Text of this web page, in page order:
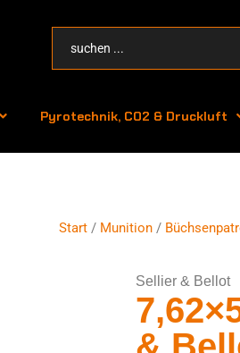
Pyrotechnik, CO2 & Druckluft
Start / Munition /
Sellier & Bellot